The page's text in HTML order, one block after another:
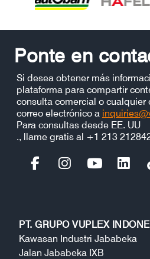
Ponte en
Si desea obtener más
plataforma para compartir
consulta comercial o cualquier
correo electrónico a
Para consultas desde EE. UU
., llame gratis al +1 213
PT. GRUPO VUPLEX
Kawasan Industri Jababeka
Jalan Jababeka IXB